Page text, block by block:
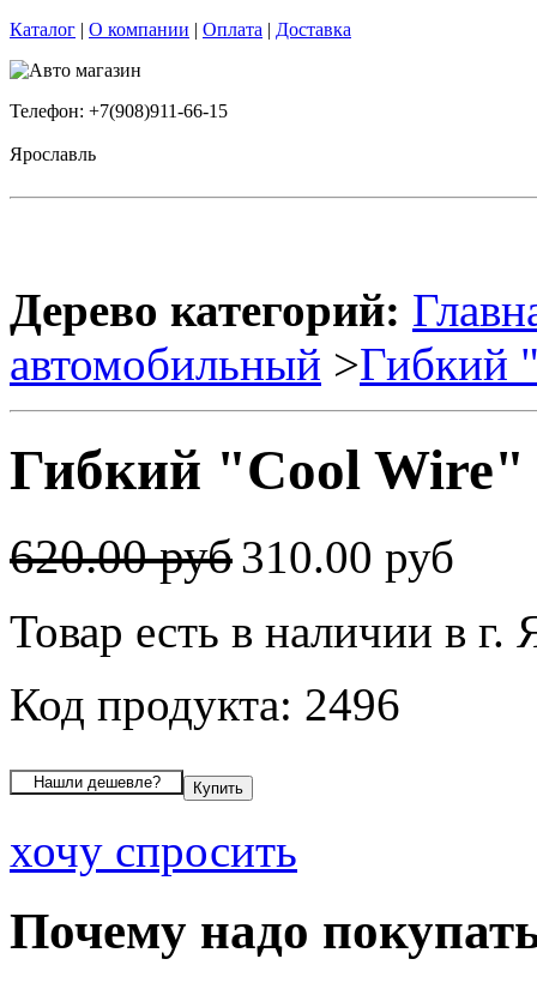
Каталог | О компании | Оплата | Доставка
Телефон: +7(908)911-66-15
Ярославль
Дерево категорий:
автомобильный >Гибкий
Гибкий "Cool Wire"
620.00 руб310.00 руб
Товар есть в наличии в г.
Код продукта: 2496
хочу спросить
Почему надо